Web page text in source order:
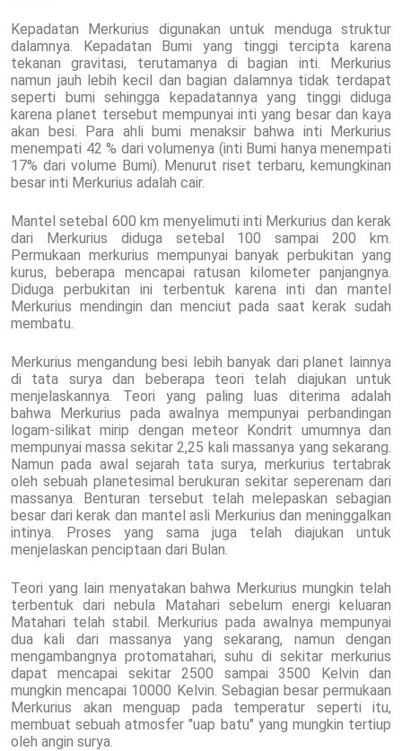
Kepadatan Merkurius digunakan untuk menduga struktur
dalamnya. Kepadatan Bumi yang tinggi tercipta karena
tekanan gravitasi, terutamanya di bagian inti. Merkurius
namun jauh lebih kecil dan bagian dalamnya tidak terdapat
seperti bumi sehingga kepadatannya yang tinggi diduga
karena planet tersebut mempunyai inti yang besar dan kaya
akan besi. Para ahli bumi menaksir bahwa inti Merkurius
menempati 42 % dari volumenya (inti Bumi hanya menempati
17% dari volume Bumi). Menurut riset terbaru, kemungkinan
besar inti Merkurius adalah cair.
Mantel setebal 600 km menyelimuti inti Merkurius dan kerak
dari Merkurius diduga setebal 100 sampai 200 km.
Permukaan merkurius mempunyai banyak perbukitan yang
kurus, beberapa mencapai ratusan kilometer panjangnya.
Diduga perbukitan ini terbentuk karena inti dan mantel
Merkurius mendingin dan menciut pada saat kerak sudah
membatu.
Merkurius mengandung besi lebih banyak dari planet lainnya
di tata surya dan beberapa teori telah diajukan untuk
menjelaskannya. Teori yang paling luas diterima adalah
bahwa Merkurius pada awalnya mempunyai perbandingan
logam-silikat mirip dengan meteor Kondrit umumnya dan
mempunyai massa sekitar 2,25 kali massanya yang sekarang.
Namun pada awal sejarah tata surya, merkurius tertabrak
oleh sebuah planetesimal berukuran sekitar seperenam dari
massanya. Benturan tersebut telah melepaskan sebagian
besar dari kerak dan mantel asli Merkurius dan meninggalkan
intinya. Proses yang sama juga telah diajukan untuk
menjelaskan penciptaan dari Bulan.
Teori yang lain menyatakan bahwa Merkurius mungkin telah
terbentuk dari nebula Matahari sebelum energi keluaran
Matahari telah stabil. Merkurius pada awalnya mempunyai
dua kali dari massanya yang sekarang, namun dengan
mengambangnya protomatahari, suhu di sekitar merkurius
dapat mencapai sekitar 2500 sampai 3500 Kelvin dan
mungkin mencapai 10000 Kelvin. Sebagian besar permukaan
Merkurius akan menguap pada temperatur seperti itu,
membuat sebuah atmosfer "uap batu" yang mungkin tertiup
oleh angin surya.